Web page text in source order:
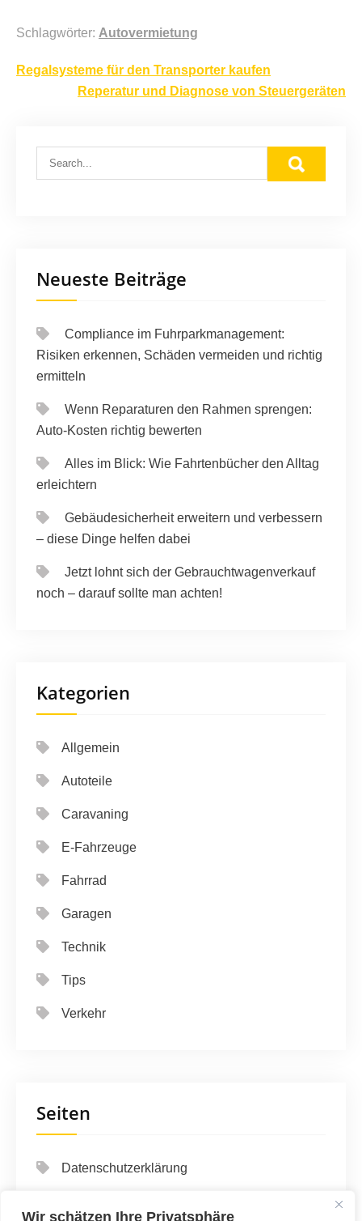
Wir schätzen Ihre Privatsphäre
Schlagwörter: Autovermietung
Beitragsnavigation
Regalsysteme für den Transporter kaufen
Reperatur und Diagnose von Steuergeräten
Neueste Beiträge
Compliance im Fuhrparkmanagement:
Risiken erkennen, Schäden vermeiden und richtig
ermitteln
Wenn Reparaturen den Rahmen sprengen:
Auto-Kosten richtig bewerten
Alles im Blick: Wie Fahrtenbücher den Alltag
erleichtern
Gebäudesicherheit erweitern und verbessern
– diese Dinge helfen dabei
Jetzt lohnt sich der Gebrauchtwagenverkauf
noch – darauf sollte man achten!
Kategorien
Allgemein
Autoteile
Caravaning
E-Fahrzeuge
Fahrrad
Garagen
Technik
Tips
Verkehr
Seiten
Datenschutzerklärung